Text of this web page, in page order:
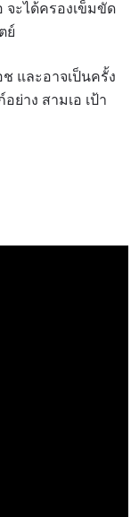
ะได้ครองเข็มขัด
ย์
และอาจเป็นครั้ง
ย่าง สามเอ เป้า